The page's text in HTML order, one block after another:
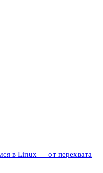
в Linux — от перехвата